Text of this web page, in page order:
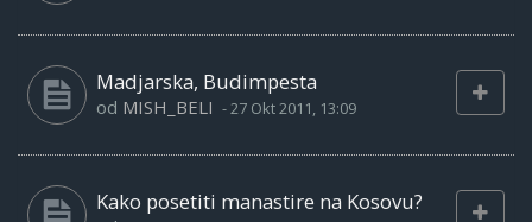
Madjarska, Budimpesta
od MISH_BELI -27 Okt 2011, 13:09
Kako posetiti manastire na Kosovu?